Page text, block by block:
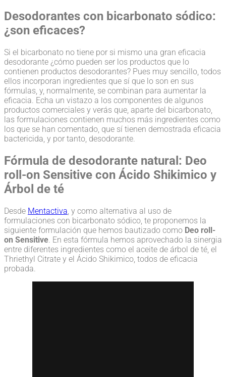
Desodorantes con bicarbonato sódico:
¿son eficaces?
Si el bicarbonato no tiene por si mismo una gran eficacia
desodorante ¿cómo pueden ser los productos que lo
contienen productos desodorantes? Pues muy sencillo, todos
ellos incorporan ingredientes que sí que lo son en sus
fórmulas, y, normalmente, se combinan para aumentar la
eficacia. Echa un vistazo a los componentes de algunos
productos comerciales y verás que, aparte del bicarbonato,
las formulaciones contienen muchos más ingredientes como
los que se han comentado, que sí tienen demostrada eficacia
bactericida, y por tanto, desodorante.
Fórmula de desodorante natural: Deo
roll-on Sensitive con Ácido Shikimico y
Árbol de té
Desde Mentactiva, y como alternativa al uso de
formulaciones con bicarbonato sódico, te proponemos la
siguiente formulación que hemos bautizado como Deo roll-
on Sensitive. En esta fórmula hemos aprovechado la sinergia
entre diferentes ingredientes como el aceite de árbol de té, el
Thriethyl Citrate y el Ácido Shikimico, todos de eficacia
probada.